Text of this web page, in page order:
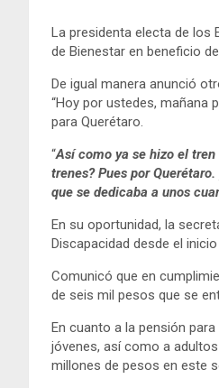
La presidenta electa de los
de Bienestar en beneficio
De igual manera anunció
“Hoy por ustedes, mañana
para Querétaro.
“Así como ya se hizo el
trenes? Pues por
que se dedicaba a unos
En su oportunidad, la
Discapacidad desde el
Comunicó que en
de seis mil pesos que se
En cuanto a la pensión
jóvenes, así como a
millones de pesos en este